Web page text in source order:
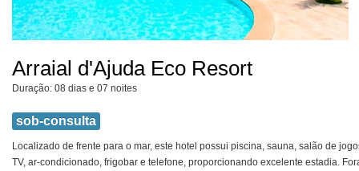
Arraial d'Ajuda Eco Resort
Duração: 08 dias e 07 noites
sob-consulta
Localizado de frente para o mar, este hotel possui piscina, sauna, salão de
TV, ar-condicionado, frigobar e telefone, proporcionando excelente estadia.